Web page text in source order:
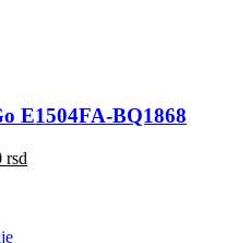
E1504FA-BQ1868
rsd